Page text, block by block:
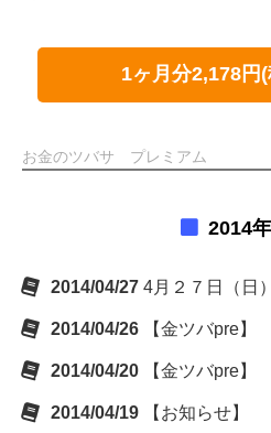
1ヶ月分2,178円
お金のツバサ プレミアム
2014
2014/04/27 4月２７日（日）
2014/04/26 【金ツバpre】
2014/04/20 【金ツバpre】
2014/04/19 【お知らせ】